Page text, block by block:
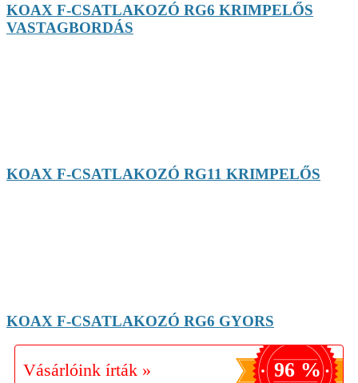
KOAX F-CSATLAKOZÓ RG6 KRIMPELŐS
VASTAGBORDÁS
KOAX F-CSATLAKOZÓ RG11 KRIMPELŐS
KOAX F-CSATLAKOZÓ RG6 GYORS
Vásárlóink írták » 96 %